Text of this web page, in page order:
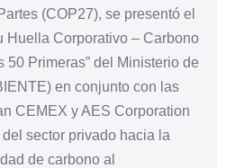
(COP27), se presentó el
Huella Corporativo – Carbono
50 Primeras” del Ministerio de
en conjunto con las
CEMEX y AES Corporation
sector privado hacia la
de carbono al